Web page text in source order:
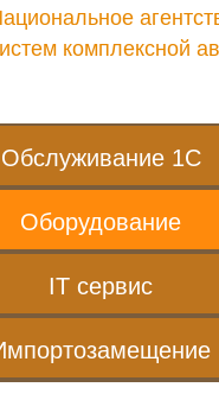
комплексной
Обслуживание 1С
Оборудование
IT сервис